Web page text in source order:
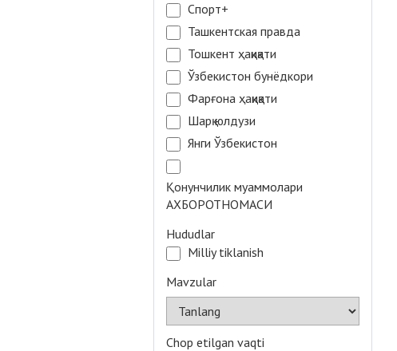
Спорт+
Ташкентская правда
Тошкент ҳақиқати
Ўзбекистон бунёдкори
Фарғона ҳақиқати
Шарқ юлдузи
Янги Ўзбекистон
Қонунчилик муаммолари
АХБОРОТНОМАСИ
Hududlar
Milliy tiklanish
Mavzular
Chop etilgan vaqti